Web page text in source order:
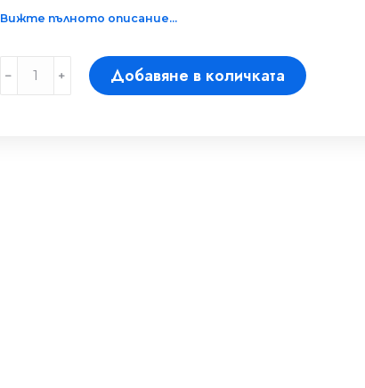
Вижте пълното описание...
TM2
﹣ ﹢ Добавяне в количката